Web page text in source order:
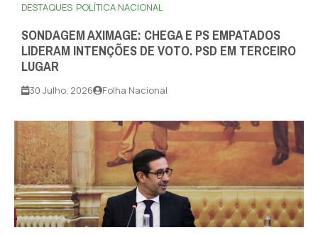
DESTAQUES POLÍTICA NACIONAL
SONDAGEM AXIMAGE: CHEGA E PS EMPATADOS
LIDERAM INTENÇÕES DE VOTO. PSD EM TERCEIRO
LUGAR
30 Julho, 2026 Folha Nacional